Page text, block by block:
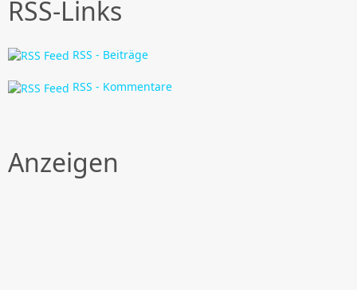
RSS-Links
RSS - Beiträge
RSS - Kommentare
Anzeigen